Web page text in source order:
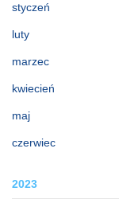
styczeń
luty
marzec
kwiecień
maj
czerwiec
2023